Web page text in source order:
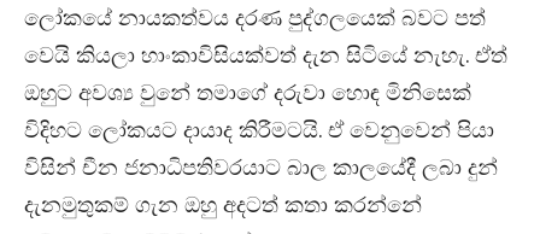
ලෝකයේ නායකත්වය දරණ පුද්ගලයෙක් බවට පත්
වෙයි කියලා හාංකාවිසියක්වත් දැන සිටියේ නැහැ. ඒත්
ඔහුට අවශ්‍ය වුනේ තමාගේ දරුවා හොඳ මිනිසෙක්
විදිහට ලෝකයට දායාද කිරීමටයි. ඒ වෙනුවෙන් පියා
විසින් චීන ජනාධිපතිවරයාට බාල කාලයේදී ලබා දුන්
දැනමුතුකම් ගැන ඔහු අදටත් කතා කරන්නේ